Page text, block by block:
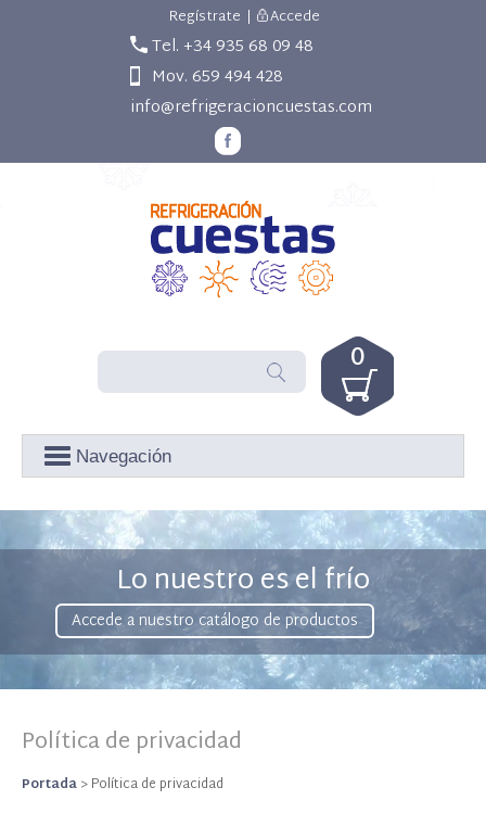
Regístrate | Accede
Tel. +34 935 68 09 48
Mov. 659 494 428
info@refrigeracioncuestas.com
Navegación
0
Lo nuestro es el frío
Accede a nuestro catálogo de productos
Política de privacidad
Portada>Política de privacidad